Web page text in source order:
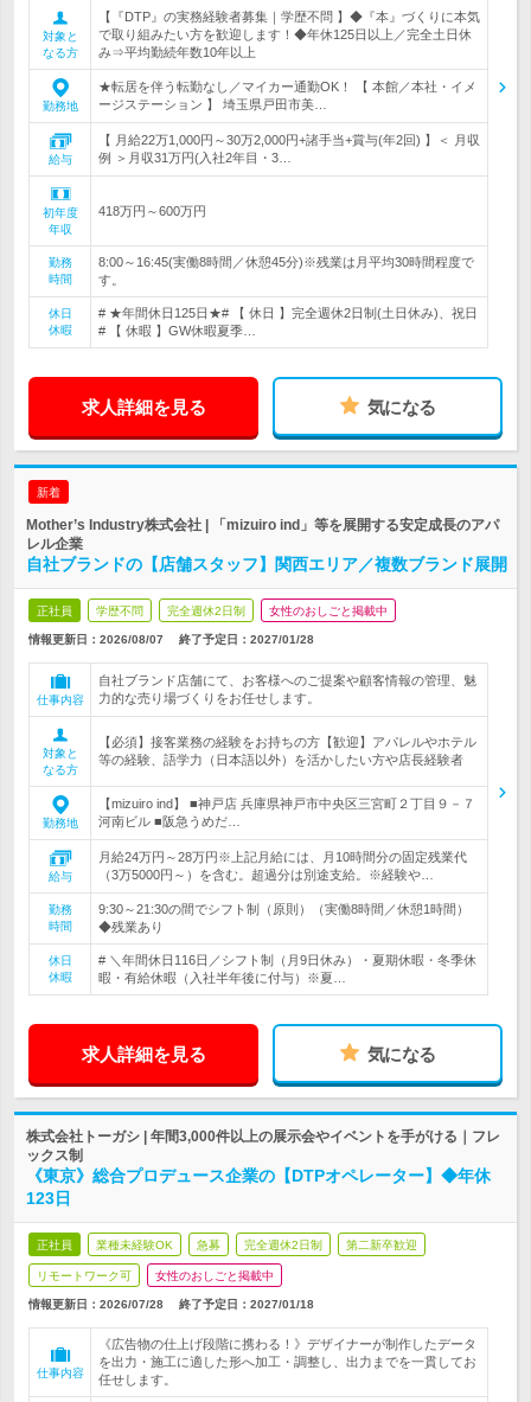
対象と
なる方
【『DTP』の実務経験者募集｜学歴不問 】◆『本』づくりに本気
で取り組みたい方を歓迎します！◆年休125日以上／完全土日休
み⇒平均勤続年数10年以上
勤務地
★転居を伴う転勤なし／マイカー通勤OK！ 【 本館／本社・イメ
ージステーション 】 埼玉県戸田市美…
給与
【 月給22万1,000円～30万2,000円+諸手当+賞与(年2回) 】＜ 月収
例 ＞月収31万円(入社2年目・3…
初年度
年収
418万円～600万円
勤務
時間
8:00～16:45(実働8時間／休憩45分)※残業は月平均30時間程度で
す。
休日
休暇
# ★年間休日125日★# 【 休日 】完全週休2日制(土日休み)、祝日
# 【 休暇 】GW休暇夏季…
求人詳細を見る 気になる
新着
Mother’s Industry株式会社 | 「mizuiro ind」等を展開する安定成長のアパ
レル企業
自社ブランドの【店舗スタッフ】関西エリア／複数ブランド展開
正社員 学歴不問 完全週休2日制 女性のおしごと掲載中
情報更新日：2026/08/07 終了予定日： 2027/01/28
仕事内容
自社ブランド店舗にて、お客様へのご提案や顧客情報の管理、魅
力的な売り場づくりをお任せします。
対象と
なる方
【必須】接客業務の経験をお持ちの方【歓迎】アパレルやホテル
等の経験、語学力（日本語以外）を活かしたい方や店長経験者
勤務地
【mizuiro ind】 ■神戸店 兵庫県神戸市中央区三宮町２丁目９－７
河南ビル ■阪急うめだ…
給与
月給24万円～28万円※上記月給には、月10時間分の固定残業代
（3万5000円～）を含む。超過分は別途支給。※経験や…
勤務
時間
9:30～21:30の間でシフト制（原則）（実働8時間／休憩1時間）
◆残業あり
休日
休暇
# ＼年間休日116日／シフト制（月9日休み）・夏期休暇・冬季休
暇・有給休暇（入社半年後に付与）※夏…
求人詳細を見る 気になる
株式会社トーガシ | 年間3,000件以上の展示会やイベントを手がける｜フレ
ックス制
《東京》総合プロデュース企業の【DTPオペレーター】◆年休
123日
正社員 業種未経験OK 急募 完全週休2日制 第二新卒歓迎
リモートワーク可 女性のおしごと掲載中
情報更新日：2026/07/28 終了予定日： 2027/01/18
仕事内容
《広告物の仕上げ段階に携わる！》デザイナーが制作したデータ
を出力・施工に適した形へ加工・調整し、出力までを一貫してお
任せします。